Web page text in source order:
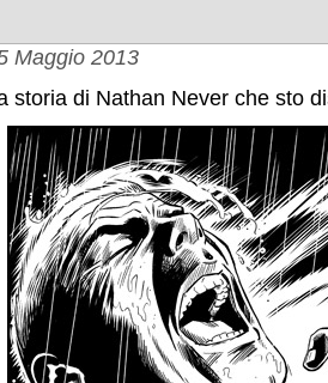
Maggio 2013
storia di Nathan Never che sto